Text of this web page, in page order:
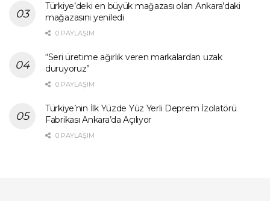
Türkiye’deki en büyük mağazası olan Ankara’daki
mağazasını yeniledi
0 PAYLAŞIM
“Seri üretime ağırlık veren markalardan uzak
duruyoruz”
0 PAYLAŞIM
Türkiye’nin İlk Yüzde Yüz Yerli Deprem İzolatörü
Fabrikası Ankara’da Açılıyor
0 PAYLAŞIM